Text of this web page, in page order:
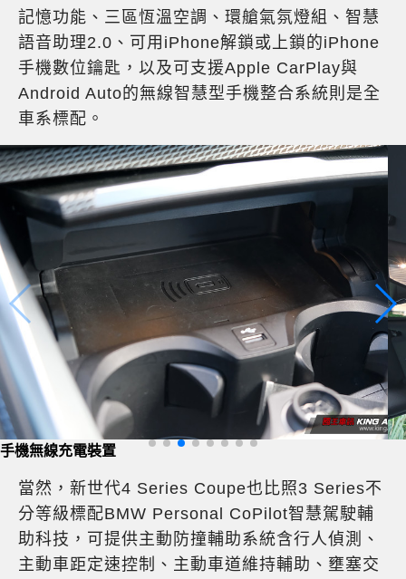
記憶功能、三區恆溫空調、環艙氣氛燈組、智慧
語音助理2.0、可用iPhone解鎖或上鎖的iPhone
手機數位鑰匙，以及可支援Apple CarPlay與
Android Auto的無線智慧型手機整合系統則是全
車系標配。
電動玻璃天窗
當然，新世代4 Series Coupe也比照3 Series不
分等級標配BMW Personal CoPilot智慧駕駛輔
助科技，可提供主動防撞輔助系統含行人偵測、
主動車距定速控制、主動車道維持輔助、壅塞交